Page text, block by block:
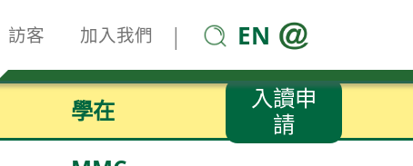
訪客 加入我們 | EN
學在
入讀申
請